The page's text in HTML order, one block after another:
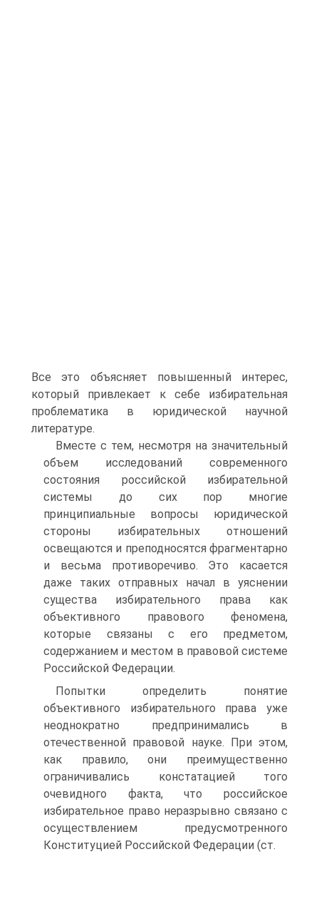
Все это объясняет повышенный интерес,
который привлекает к себе избирательная
проблематика в юридической научной
литературе.
Вместе с тем, несмотря на значительный
объем исследований современного
состояния российской избирательной
системы до сих пор многие
принципиальные вопросы юридической
стороны избирательных отношений
освещаются и преподносятся фрагментарно
и весьма противоречиво. Это касается
даже таких отправных начал в уяснении
существа избирательного права как
объективного правового феномена,
которые связаны с его предметом,
содержанием и местом в правовой системе
Российской Федерации.
Попытки определить понятие
объективного избирательного права уже
неоднократно предпринимались в
отечественной правовой науке. При этом,
как правило, они преимущественно
ограничивались констатацией того
очевидного факта, что российское
избирательное право неразрывно связано с
осуществлением предусмотренного
Конституцией Российской Федерации (ст.